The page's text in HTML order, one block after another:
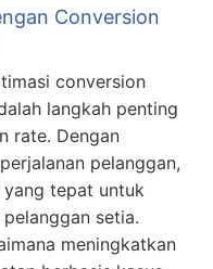
Conversion
conversion
langkah penting
rate. Dengan
pelanggan,
tepat untuk
setia.
meningkatkan